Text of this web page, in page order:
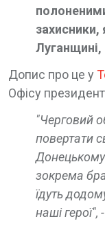
захисники,
Допис про це у
Офісу
"Черговий
повертати
зокрема
їдуть
наші герої", -